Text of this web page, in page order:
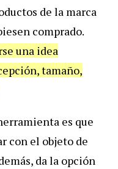
de la marca
comprado.
una idea
tamaño,
es que
con el objeto de
da la opción